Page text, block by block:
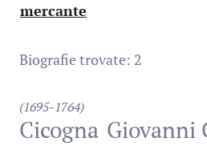
mercante
Biografie trovate: 2
(1695-1764)
Cicogna Giovanni